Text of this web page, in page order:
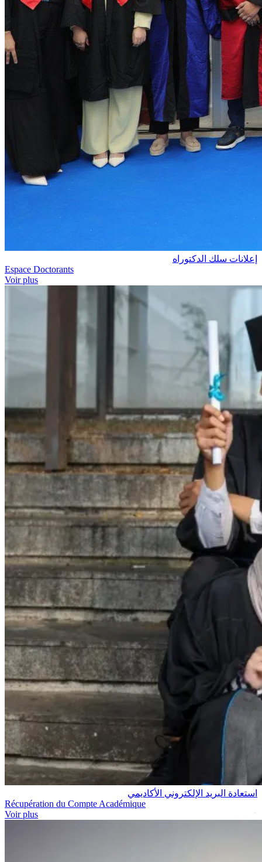
إعلانات سلك الدكتوراه
Espace Doctorants
Voir plus
استعادة البريد الإلكتروني الأكاديمي
Récupération du Compte Académique
Voir plus